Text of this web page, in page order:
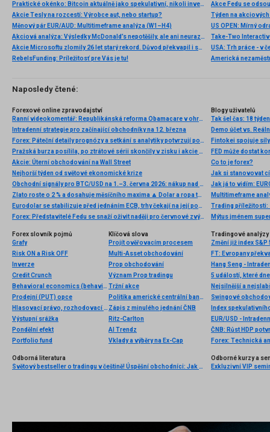
Praktické okénko: Bitcoin aktuálně jako spekulativní, nikoli investiční aktivum
Akcie Tesly na rozcestí: Výrobce aut, nebo startup?
Měnový pár EUR/AUD: Multitimeframe analýza (W1–H4)
Akciová analýza: Výsledky McDonald’s nepotěšily, ale ani neurazily. Jakou vizi společnost prezentovala?
Akcie Microsoftu zlomily 26 let starý rekord. Důvod překvapil i samotné investory
RebelsFunding: Príležitosť pre Vás je tu!
US OPEN: Mírný
Americká
Naposledy čtené:
Forexové online zpravodajství
Ranní videokomentář: Republikánská reforma Obamacare v ohrožení, dolar reaguje dalším oslabením
Intradenní strategie pro začínající obchodníky na 12. března
Forex: Páteční detaily prognózy a setkání s analytiky potvrzují politiku “opatrnosti”
Pražská burza posílila, po ztrátové sérii skončily v zisku i akcie ČEZ
Akcie: Úterní obchodování na Wall Street
Nejhorší týden od světové ekonomické krize
Obchodní signály pro BTC/USD na 1.–3. června 2026: nákup nad 70 800 USD (odraz – 3/8 Murray)
Zlato roste o 2 % a dosahuje měsíčního maxima 🔼 Dolar a ropa táhnou kovy vzhůru
Eurodolar se stabilizuje před jednáním ECB, trhy čekají na její postoj k dluhopisům
Forex: Představitelé Fedu se snaží oživit naději pro červnové zvýšení sazeb
Blogy uživatelů
Tak šel čas: 18
Demo účet vs.
Fintokei spojuje
FED může dostat
Co to je forex?
Jak si stanovovat
Jak já to vidím:
Multitimeframe
Trading příležitosti:
Mýtus jménem
Forex slovník pojmů
Grafy
Risk ON a Risk OFF
Inverze
Credit Crunch
Behavioral economics (behaviorální ekonomie)
Prodejní (PUT) opce
Hlasovací právo, rozhodovací právo
Výstupní srážka
Pondělní efekt
Portfolio fund
Klíčová slova
Projít ověřovacím procesem
Multi-Asset obchodování
Prop obchodování
Význam Prop tradingu
Tržní akce
Politika americké centrální banky
Zápis z minulého jednání ČNB
Ritz-Carlton
AI Trendz
Vklady a výběry na Ex-Cap
Tradingové analýzy
Změní již index
Hang Seng -
5 událostí, které
Nejsilnější a
Swingové
Index
EUR/USD -
ČNB: Růst HDP
Forex: Technická
Odborná literatura
Světový bestseller o tradingu v češtině! Úspěšní obchodníci: Jak běžní lidé porážejí Wall Street v jeho vlastní hře
Odborné kurzy a
Exkluzivní VIP